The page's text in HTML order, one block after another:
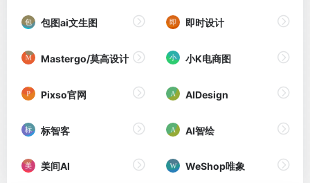
包图ai文生图 即时设计
Mastergo/莫高设计 小K电商图
Pixso官网 AIDesign
标智客 AI智绘
美间AI WeShop唯象